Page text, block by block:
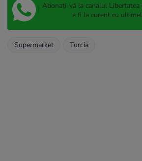
Abonați-vă la canalul
a fi la curent cu
Supermarket Turcia